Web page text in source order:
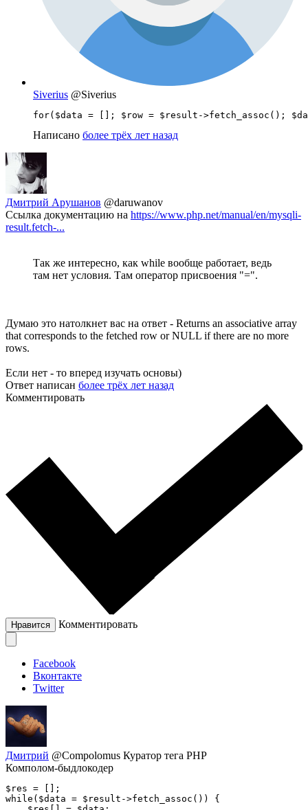
Siverius @Siverius
for($data = []; $row = $result->fetch_assoc();
Написано более трёх лет назад
Дмитрий Арушанов @daruwanov
Ссылка документацию на https://www.php.net/manual/en/mysqli-
result.fetch-...
Так же интересно, как while вообще работает, ведь
там нет условия. Там оператор присвоения "=".
Думаю это натолкнет вас на ответ - Returns an associative array
that corresponds to the fetched row or NULL if there are no more
rows.
Если нет - то вперед изучать основы)
Ответ написан более трёх лет назад
Комментировать
Нравится Комментировать
Facebook
Вконтакте
Twitter
Дмитрий @Compolomus Куратор тега PHP
Комполом-быдлокодер
$res = [];
while($data = $result->fetch_assoc()) {